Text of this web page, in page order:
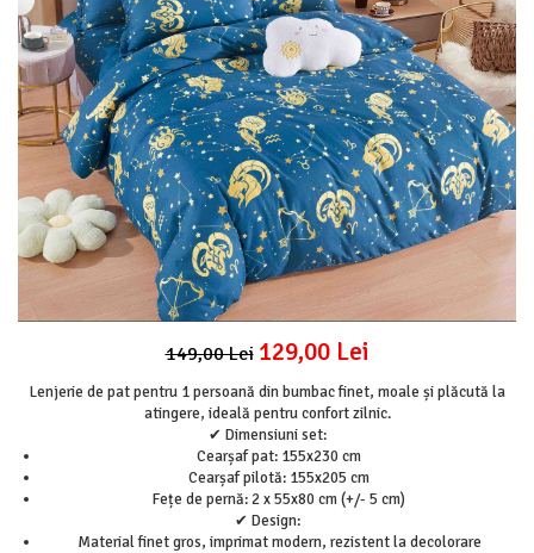
Lenjerii Pat Imprimeu 5D cu Elastic
Cearceaf cu Elastic pat 1 Persoana
Cearceaf cu Elastic pat 2 Persoane
Lenjerii Pat Inimi Brodate
Lenjerii Pat, Bumbac-Finet Premium, 1
Persoana
Lenjerii Pat, Bumbac-Finet Premium, 2
Persoane
Cearceaf cu Elastic
149,00 Lei 129,00 Lei
Lenjerie de pat pentru 1 persoană din bumbac finet, moale și plăcută la
atingere, ideală pentru confort zilnic.
✔ Dimensiuni set:
Cearșaf pat: 155x230 cm
Cearșaf pilotă: 155x205 cm
Fețe de pernă: 2 x 55x80 cm (+/- 5 cm)
✔ Design:
Material finet gros, imprimat modern, rezistent la decolorare